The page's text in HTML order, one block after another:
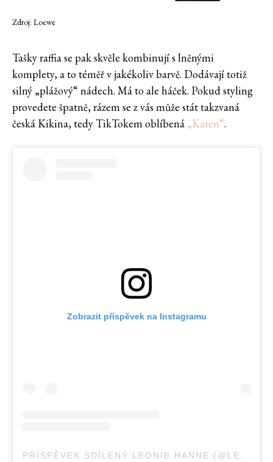
Zdroj: Loewe
Tašky raffia se pak skvěle kombinují s lněnými
komplety, a to téměř v jakékoliv barvě. Dodávají totiž
silný „plážový“ nádech. Má to ale háček. Pokud styling
provedete špatně, rázem se z vás může stát takzvaná
česká Kikina, tedy TikTokem oblíbená „Karen“.
Zobrazit příspěvek na Instagramu
PŘÍSPĚVEK SDÍLENÝ LEONIE HANNE (@LEONIEHANNE)